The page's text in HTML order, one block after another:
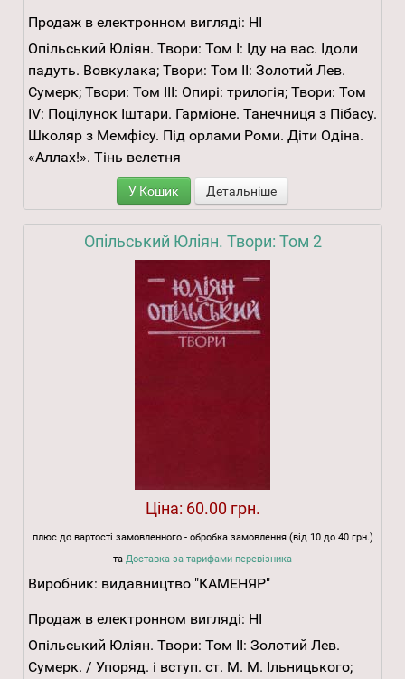
Продаж в електронном вигляді: НІ
Опільський Юліян. Твори: Том І: Іду на вас. Ідоли
падуть. Вовкулака; Твори: Том ІІ: Золотий Лев.
Сумерк; Твори: Том ІІІ: Опирі: трилогія; Твори: Том
ІV: Поцілунок Іштари. Гарміоне. Танечниця з Пібасу.
Школяр з Мемфісу. Під орлами Роми. Діти Одіна.
«Аллах!». Тінь велетня
У Кошик Детальніше
Опільський Юліян. Твори: Том 2
Ціна: 60.00 грн.
плюс до вартості замовленного - обробка замовлення (від 10 до 40 грн.)
та Доставка за тарифами перевізника
Виробник: видавництво "КАМЕНЯР"
Продаж в електронном вигляді: НІ
Опільський Юліян. Твори: Том ІІ: Золотий Лев.
Сумерк. / Упоряд. і вступ. ст. М. М. Ільницького;